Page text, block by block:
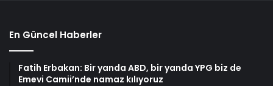
En Güncel Haberler
Fatih Erbakan: Bir yanda ABD, bir yanda YPG biz de
Emevi Camii’nde namaz kılıyoruz